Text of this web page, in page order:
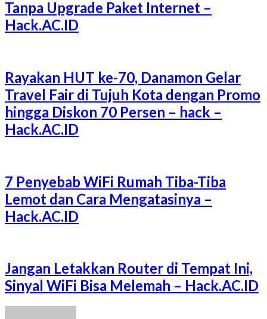
Tanpa Upgrade Paket Internet –
Hack.AC.ID
Rayakan HUT ke-70, Danamon Gelar
Travel Fair di Tujuh Kota dengan Promo
hingga Diskon 70 Persen – hack –
Hack.AC.ID
7 Penyebab WiFi Rumah Tiba-Tiba
Lemot dan Cara Mengatasinya –
Hack.AC.ID
Jangan Letakkan Router di Tempat Ini,
Sinyal WiFi Bisa Melemah – Hack.AC.ID